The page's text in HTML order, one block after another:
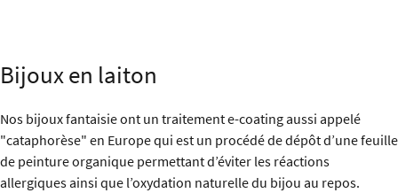
Bijoux en laiton
Nos bijoux fantaisie ont un traitement e-coating aussi appelé
"cataphorèse" en Europe qui est un procédé de dépôt d’une feuille
de peinture organique permettant d’éviter les réactions
allergiques ainsi que l’oxydation naturelle du bijou au repos.